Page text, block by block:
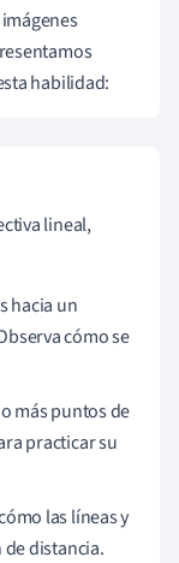
habilidad:
lineal,
hacia un
cómo se
más puntos de
practicar su
las líneas y
distancia.